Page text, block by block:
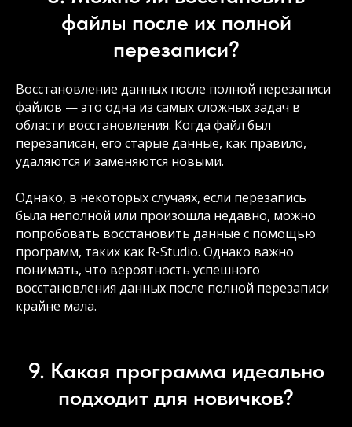
файлы после их полной
перезаписи?
Восстановление данных после полной перезаписи
файлов — это одна из самых сложных задач в
области восстановления. Когда файл был
перезаписан, его старые данные, как правило,
удаляются и заменяются новыми.
Однако, в некоторых случаях, если перезапись
была неполной или произошла недавно, можно
попробовать восстановить данные с помощью
программ, таких как R-Studio. Однако важно
понимать, что вероятность успешного
восстановления данных после полной перезаписи
крайне мала.
9. Какая программа идеально
подходит для новичков?